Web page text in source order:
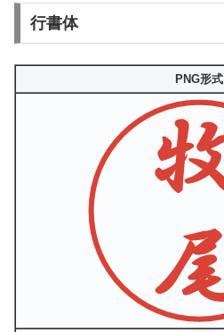
行書体
PNG形式